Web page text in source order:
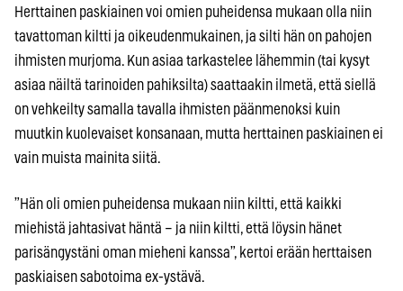
Herttainen paskiainen voi omien puheidensa mukaan olla niin
tavattoman kiltti ja oikeudenmukainen, ja silti hän on pahojen
ihmisten murjoma. Kun asiaa tarkastelee lähemmin (tai kysyt
asiaa näiltä tarinoiden pahiksilta) saattaakin ilmetä, että siellä
on vehkeilty samalla tavalla ihmisten päänmenoksi kuin
muutkin kuolevaiset konsanaan, mutta herttainen paskiainen ei
vain muista mainita siitä.
”Hän oli omien puheidensa mukaan niin kiltti, että kaikki
miehistä jahtasivat häntä – ja niin kiltti, että löysin hänet
parisängystäni oman mieheni kanssa”, kertoi erään herttaisen
paskiaisen sabotoima ex-ystävä.